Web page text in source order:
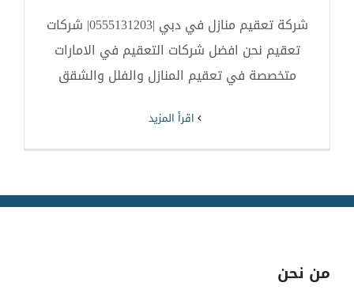
شركة تعقيم منازل في دبي |0555131203| شركات
تعقيم نحن افضل شركات التعقيم في الامارات
متخصصة في تعقيم المنازل والفلل والشقق
من نحن